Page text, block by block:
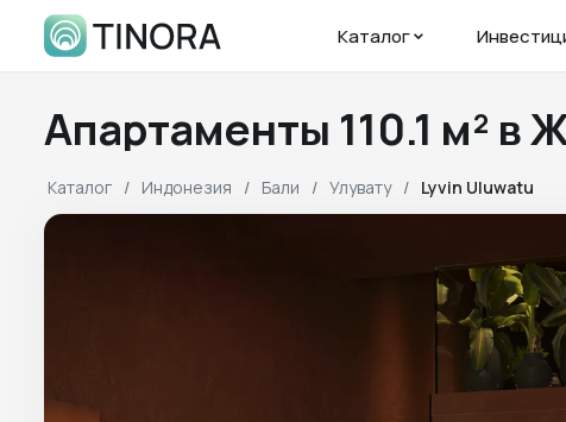
Каталог
Апартаменты 110.1 м² в
Каталог Индонезия Бали Улувату Lyvin Uluwatu